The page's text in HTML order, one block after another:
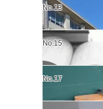
No.13
No.15
No.17